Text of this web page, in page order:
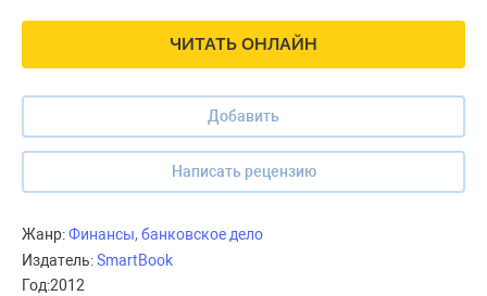
ЧИТАТЬ ОНЛАЙН
Добавить
Написать рецензию
Жанр:Финансы, банковское дело
Издатель:SmartBook
Год:2012